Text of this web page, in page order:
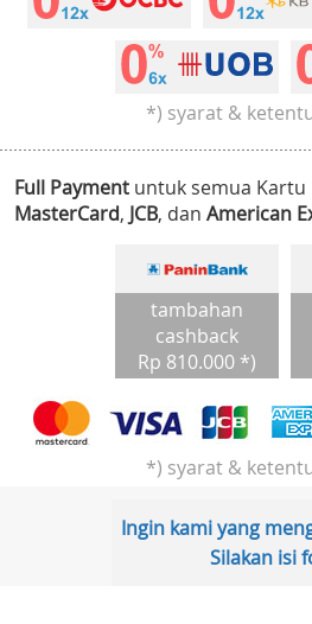
*) syarat &
Full Payment untuk semua
MasterCard, JCB, dan American
tambahan
cashback
Rp 810.000 *)
*) syarat &
Ingin kami yang
Silakan isi